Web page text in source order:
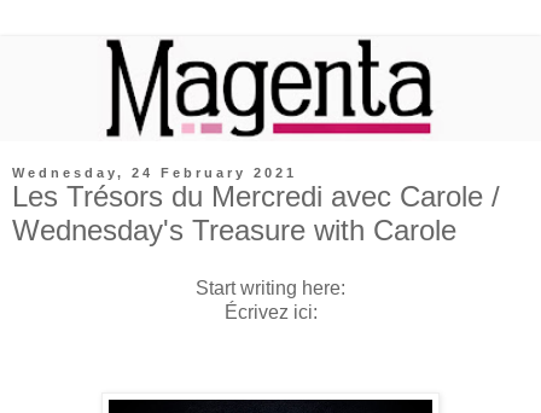
Wednesday, 24 February 2021
Les Trésors du Mercredi avec Carole /
Wednesday's Treasure with Carole
Start writing here:
Écrivez ici: